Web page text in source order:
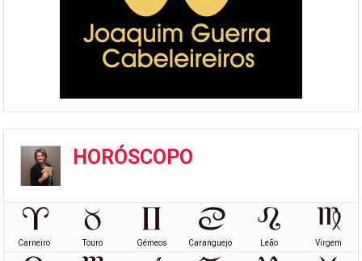
HORÓSCOPO
Carneiro Touro Gémeos Caranguejo Leão Virgem